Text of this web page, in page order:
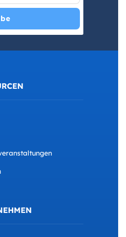
Privacy PolicyandTerms and